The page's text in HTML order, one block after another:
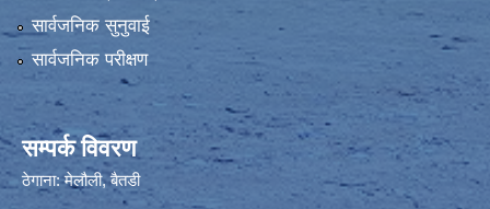
सार्वजनिक सुनुवाई
सार्वजनिक परीक्षण
सम्पर्क विवरण
ठेगाना: मेलौली, बैतडी